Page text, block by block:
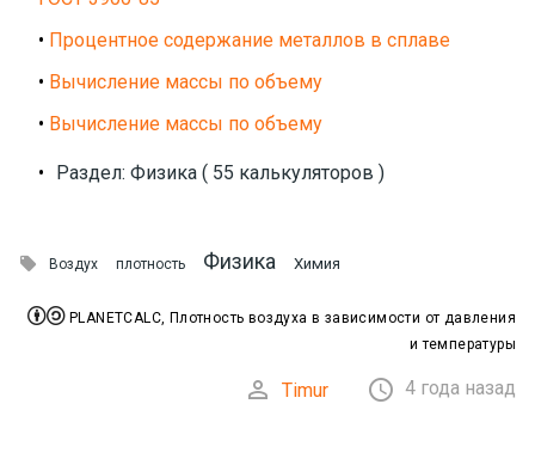
• Процентное содержание металлов в сплаве
• Вычисление массы по объему
• Вычисление массы по объему
• Раздел: Физика ( 55 калькуляторов )
 Воздух плотность Физика Химия
PLANETCALC, Плотность воздуха в зависимости от давления
и температуры
 Timur  4 года назад